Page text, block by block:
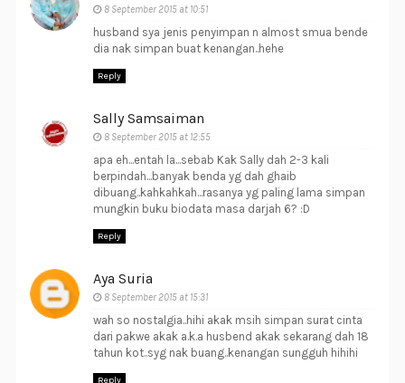
8 September 2015 at 10:51
husband sya jenis penyimpan n almost smua bende
dia nak simpan buat kenangan..hehe
Reply
Sally Samsaiman
8 September 2015 at 12:55
apa eh...entah la...sebab Kak Sally dah 2-3 kali
berpindah...banyak benda yg dah ghaib
dibuang..kahkahkah...rasanya yg paling lama simpan
mungkin buku biodata masa darjah 6? :D
Reply
Aya Suria
8 September 2015 at 15:31
wah so nostalgia..hihi akak msih simpan surat cinta
dari pakwe akak a.k.a husbend akak sekarang dah 18
tahun kot..syg nak buang..kenangan sungguh hihihi
Reply